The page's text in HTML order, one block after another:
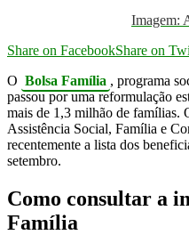
Imagem:
Share on FacebookShare on
O Bolsa Família , programa
passou por uma reformulação
mais de 1,3 milhão de
Assistência Social, Família e
recentemente a lista dos
setembro.
Como consultar a
Família